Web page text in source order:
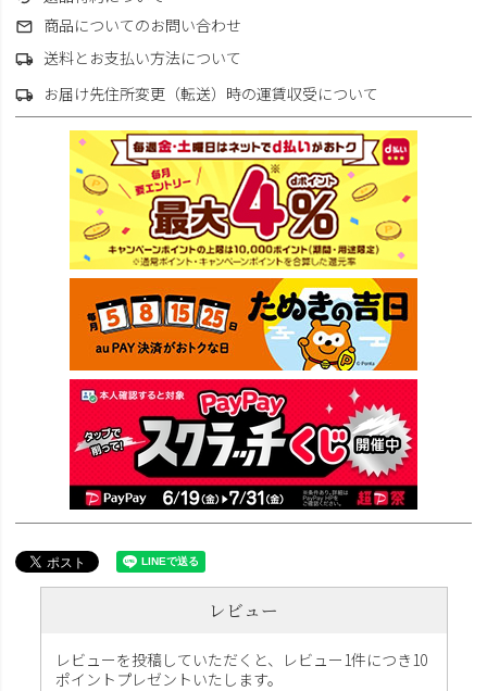
商品についてのお問い合わせ
送料とお支払い方法について
お届け先住所変更（転送）時の運賃収受について
レビュー
レビューを投稿していただくと、レビュー1件につき10
ポイントプレゼントいたします。